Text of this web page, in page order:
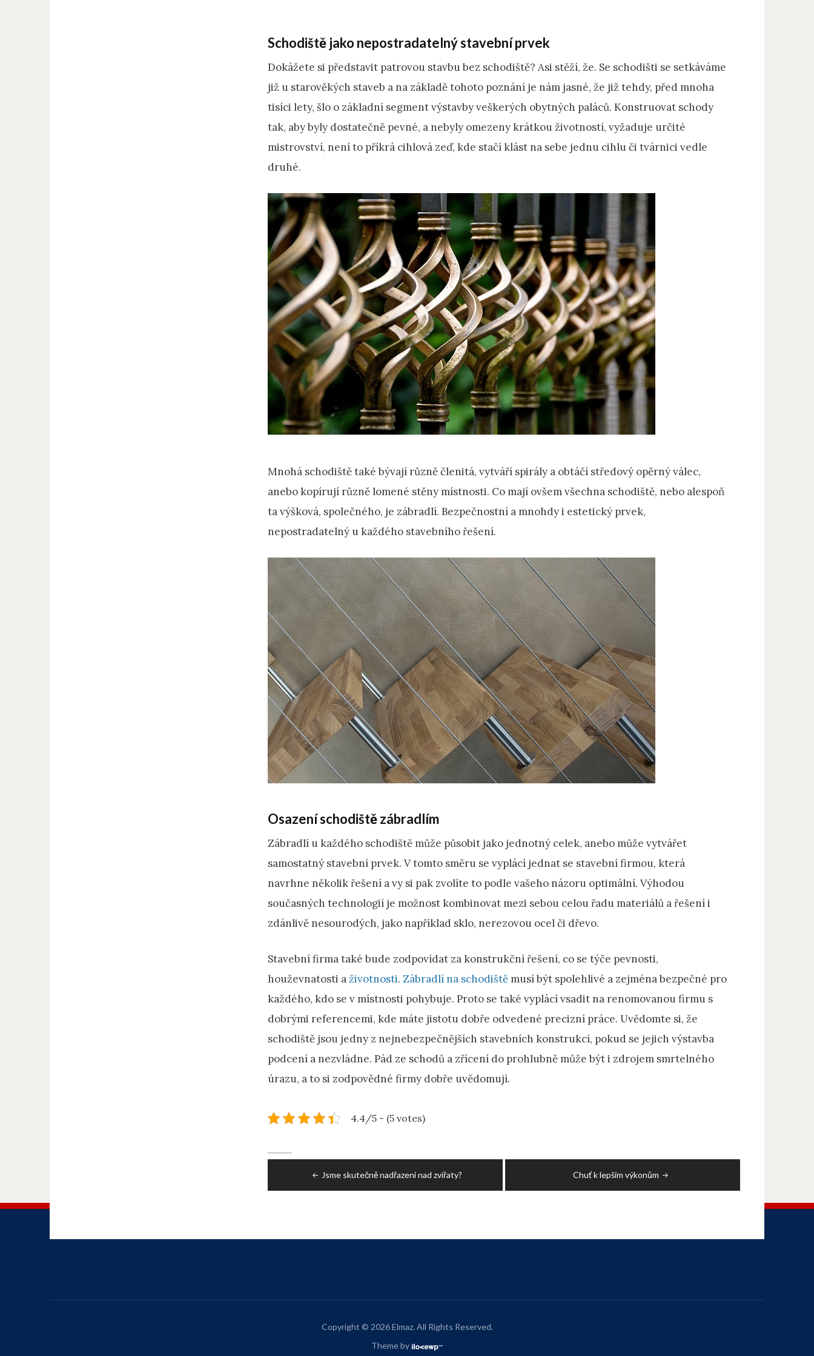
Schodiště jako nepostradatelný stavební prvek
Dokážete si představit patrovou stavbu bez schodiště? Asi stěží, že. Se schodišti se setkáváme
již u starověkých staveb a na základě tohoto poznání je nám jasné, že již tehdy, před mnoha
tisíci lety, šlo o základní segment výstavby veškerých obytných paláců. Konstruovat schody
tak, aby byly dostatečně pevné, a nebyly omezeny krátkou životností, vyžaduje určité
mistrovství, není to příkrá cihlová zeď, kde stačí klást na sebe jednu cihlu či tvárnici vedle
druhé.
Mnohá schodiště také bývají různě členitá, vytváří spirály a obtáčí středový opěrný válec,
anebo kopírují různě lomené stěny místnosti. Co mají ovšem všechna schodiště, nebo alespoň
ta výšková, společného, je zábradlí. Bezpečnostní a mnohdy i estetický prvek,
nepostradatelný u každého stavebního řešení.
Osazení schodiště zábradlím
Zábradlí u každého schodiště může působit jako jednotný celek, anebo může vytvářet
samostatný stavební prvek. V tomto směru se vyplácí jednat se stavební firmou, která
navrhne několik řešení a vy si pak zvolíte to podle vašeho názoru optimální. Výhodou
současných technologií je možnost kombinovat mezi sebou celou řadu materiálů a řešení i
zdánlivě nesourodých, jako například sklo, nerezovou ocel či dřevo.
Stavební firma také bude zodpovídat za konstrukční řešení, co se týče pevnosti,
houževnatosti aživotnosti. Zábradlí na schodiště musí být spolehlivé a zejména bezpečné pro
každého, kdo se v místnosti pohybuje. Proto se také vyplácí vsadit na renomovanou firmu s
dobrými referencemi, kde máte jistotu dobře odvedené precizní práce. Uvědomte si, že
schodiště jsou jedny z nejnebezpečnějších stavebních konstrukcí, pokud se jejich výstavba
podcení a nezvládne. Pád ze schodů a zřícení do prohlubně může být i zdrojem smrtelného
úrazu, a to si zodpovědné firmy dobře uvědomují.
4.4/5 - (5 votes)
navigationJsme skutečně nadřazeni nad zvířaty? Chuť k lepším výkonům
Copyright © 2026 Elmaz. All Rights Reserved.
Theme by